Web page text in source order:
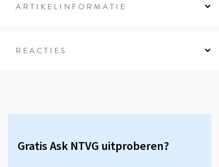
ARTIKELINFORMATIE
REACTIES
Gratis Ask NTVG uitproberen?